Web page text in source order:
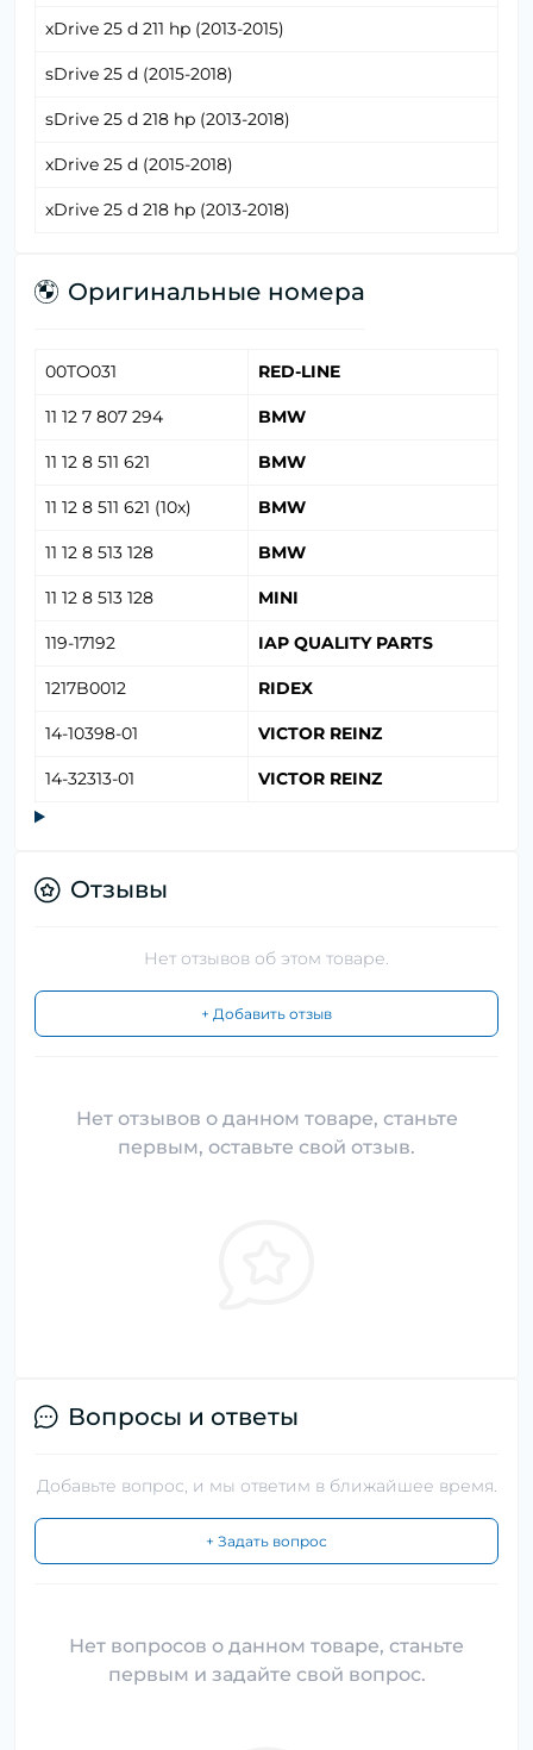
xDrive 25 d 211 hp (2013-2015)
sDrive 25 d (2015-2018)
sDrive 25 d 218 hp (2013-2018)
xDrive 25 d (2015-2018)
xDrive 25 d 218 hp (2013-2018)
Оригинальные номера
00TO031 RED-LINE
11 12 7 807 294 BMW
11 12 8 511 621 BMW
11 12 8 511 621 (10x) BMW
11 12 8 513 128 BMW
11 12 8 513 128 MINI
119-17192 IAP QUALITY PARTS
1217B0012 RIDEX
14-10398-01 VICTOR REINZ
14-32313-01 VICTOR REINZ
Отзывы
Нет отзывов об этом товаре.
+ Добавить отзыв
Нет отзывов о данном товаре, станьте
первым, оставьте свой отзыв.
Вопросы и ответы
Добавьте вопрос, и мы ответим в ближайшее время.
+ Задать вопрос
Нет вопросов о данном товаре, станьте
первым и задайте свой вопрос.